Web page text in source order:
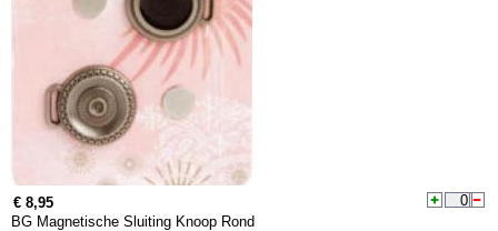
€ 8,95
BG Magnetische Sluiting Knoop Rond